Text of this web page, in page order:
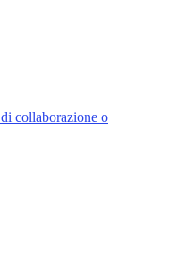
collaborazione o